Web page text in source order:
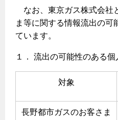
地震のとき
ガス給湯器・風呂釜の凍結予
ガス工事について
新しく都市ガスをご利用した
30代
40代～50代
60代
プロパンガスから都市ガスへ
都市ガス切り替えのメリット
警報器
警報器
バスルーム
エコジョーズ
ミストサウナ
リフォームのお知らせ
ショールーム
お申込み
よくあるご質問
なお、東京ガス株式会社
ま等に関する情報流出の
ています。
１． 流出の可能性のある個
対象
長野都市ガスのお客さま